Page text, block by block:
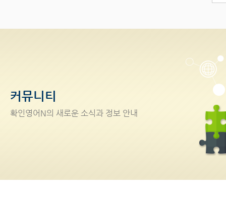
커뮤니티
확인영어 N의 새로운 소식과 정보 안내